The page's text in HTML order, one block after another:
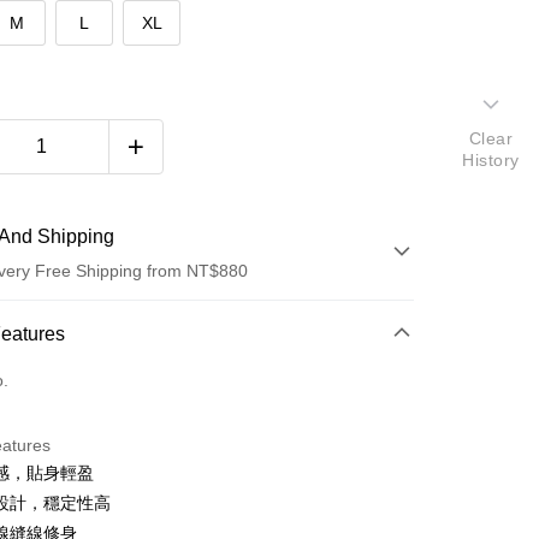
M L XL
Shipping
Free Shipping from NT$880
，貼身輕盈
計，穩定性高
縫線修身
Clear
History